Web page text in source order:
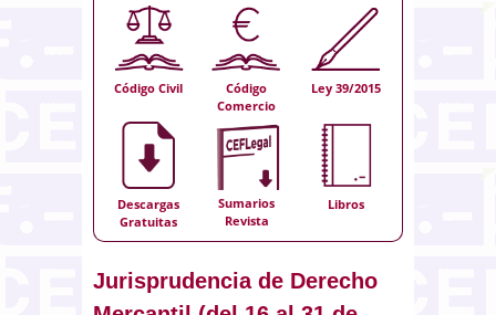
Código Civil
Código
Comercio
Ley 39/2015
Descargas
Gratuitas
Sumarios
Revista
Libros
Jurisprudencia de Derecho